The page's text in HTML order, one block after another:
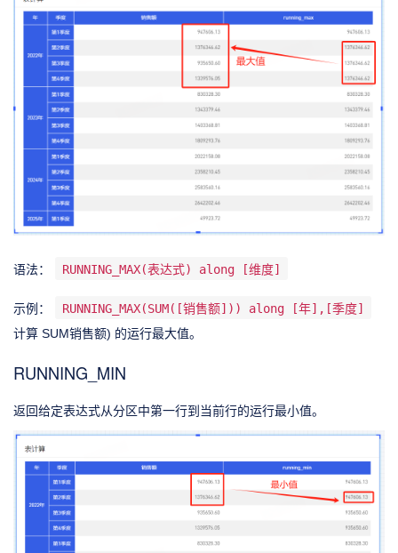
语法： RUNNING_MAX(表达式) along [维度]
示例：
RUNNING_MAX(SUM([销售额])) along [年],[季度]
计算 SUM销售额) 的运行最大值。
RUNNING_MIN
返回给定表达式从分区中第一行到当前行的运行最小值。